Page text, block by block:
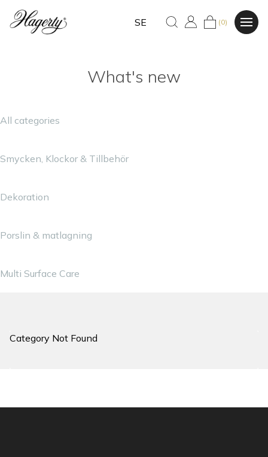
SE (0)
What's new
All categories
Smycken, Klockor & Tillbehör
Dekoration
Porslin & matlagning
Multi Surface Care
Category Not Found